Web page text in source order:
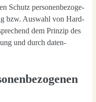
Schutz per­so­nen­be­zo­ge­
bzw. Aus­wahl von Hard­
dem Prin­zip des
und durch daten­